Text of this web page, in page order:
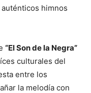
himnos
“El Son de la Negra”
culturales del
entre los
la melodía con